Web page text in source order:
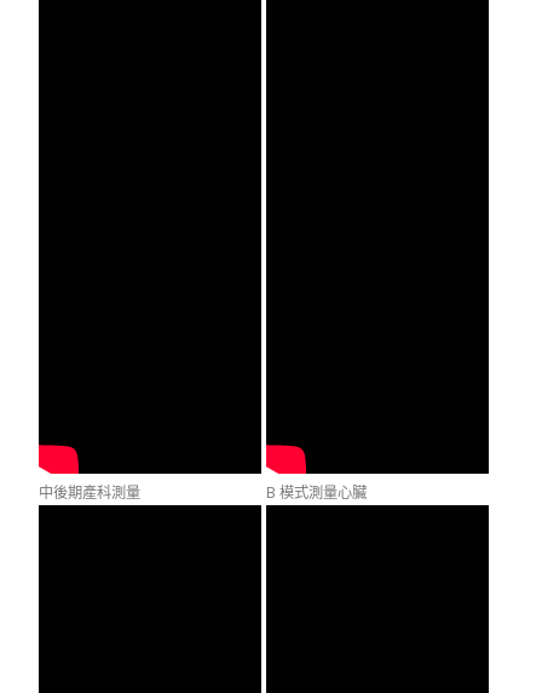
中後期產科測量 B 模式測量心臟